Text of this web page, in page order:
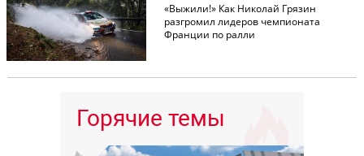
«Выжили!» Как Николай Грязин
разгромил лидеров чемпионата
Франции по ралли
Горячие темы